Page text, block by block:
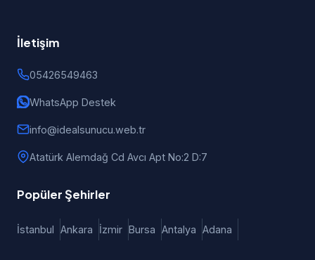
İletişim
05426549463
WhatsApp Destek
info@idealsunucu.web.tr
Atatürk Alemdağ Cd Avcı Apt No:2 D:7
Popüler Şehirler
İstanbul Ankara İzmir Bursa Antalya Adana